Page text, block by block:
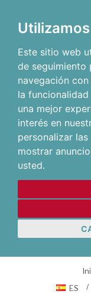
Este sitio web
de seguimiento
navegación
la
una mejor
interés en
personalizar
mostrar
usted.
ES